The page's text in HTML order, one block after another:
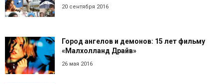
20 сентября 2016
Город ангелов и демонов: 15 лет фильму
«Малхолланд Драйв»
26 мая 2016